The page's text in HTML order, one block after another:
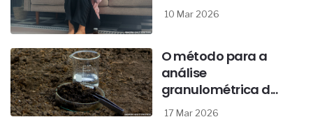
10 Mar 2026
O método para a
análise
granulométrica d...
17 Mar 2026